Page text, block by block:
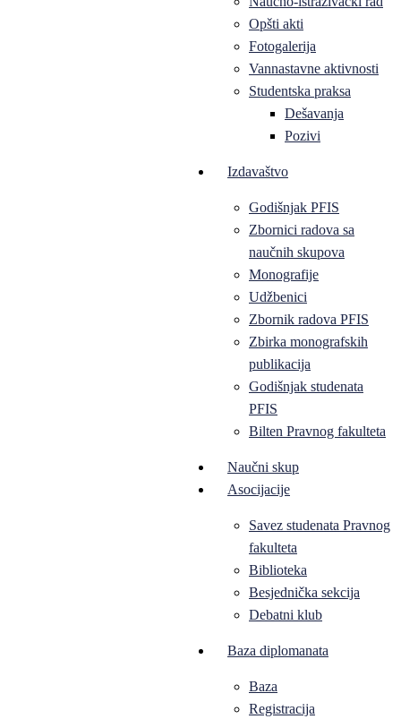
Opšti akti
Fotogalerija
Vannastavne aktivnosti
Studentska praksa
Dešavanja
Pozivi
Izdavaštvo
Godišnjak PFIS
Zbornici radova sa
naučnih skupova
Monografije
Udžbenici
Zbornik radova PFIS
Zbirka monografskih
publikacija
Godišnjak studenata
PFIS
Bilten Pravnog fakulteta
Naučni skup
Asocijacije
Savez studenata Pravnog
fakulteta
Biblioteka
Besjednička sekcija
Debatni klub
Baza diplomanata
Baza
Registracija